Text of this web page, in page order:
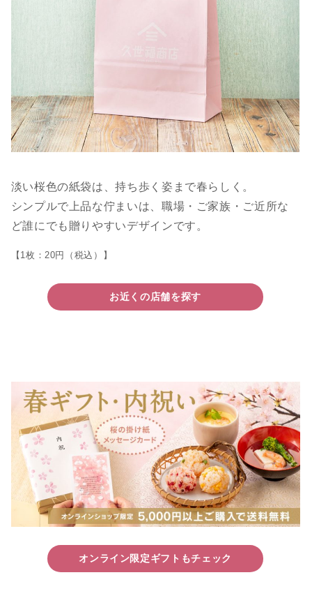
淡い桜色の紙袋は、持ち歩く姿まで春らしく。
シンプルで上品な佇まいは、職場・ご家族・ご近所な
ど誰にでも贈りやすいデザインです。
【1枚：20円（税込）】
お近くの店舗を探す
オンライン限定ギフトもチェック